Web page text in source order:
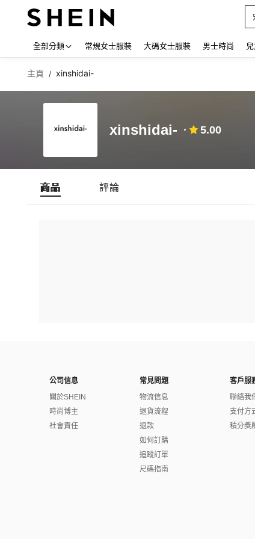
全部分類 常規女士服裝 大碼女士服裝 男士時尚
主頁 / xinshidai-
xinshidai- 5.00
商品 評論
公司信息
關於SHEIN
時尚博主
社會責任
常見問題
物流信息
退貨流程
退款
如何訂購
追蹤訂單
尺碼指南
客戶服
聯絡我
支付方
積分獎